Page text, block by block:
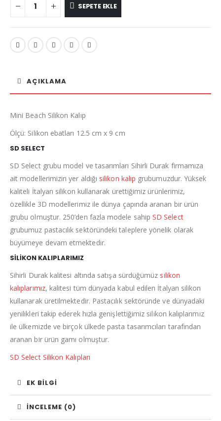
SEPETE EKLE
AÇIKLAMA
Mini Beach Silikon Kalıp
Ölçü: Silikon ebatları 12.5 cm x 9 cm
SD SELECT
SD Select grubu model ve tasarımları Sihirli Durak firmamıza
ait modellerimizin yer aldığı silikon kalıp grubumuzdur. Yüksek
kaliteli İtalyan silikon kullanarak ürettiğimiz ürünlerimiz,
özellikle 3D modellerimiz ile dünya çapında aranan bir ürün
grubu olmuştur. 250’den fazla modele sahipSD Select
grubumuz pastacılık sektöründeki taleplere yönelik olarak
büyümeye devam etmektedir.
SİLİKON KALIPLARIMIZ
Sihirli Durak kalitesi altında satışa sürdüğümüz silikon
kalıplarımız, kalitesi tüm dünyada kabul edilen İtalyan silikon
kullanarak üretilmektedir. Pastacılık sektöründe ve dünyadaki
yenilikleri takip ederek hızla genişlettiğimiz silikon kalıplarımız
ile ülkemizde ve birçok ülkede pasta tasarımcıları tarafından
aranan bir ürün gamı olmuştur.
SD Select Silikon Kalıpları
EK BILGI
İNCELEME (0)